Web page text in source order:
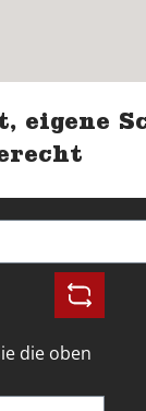
eigene
die oben